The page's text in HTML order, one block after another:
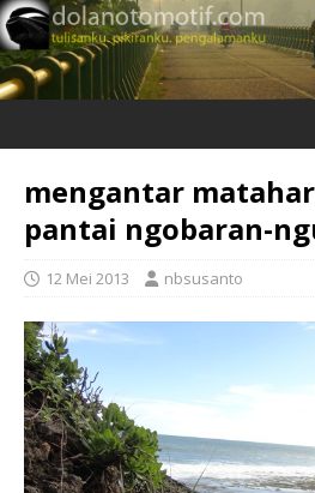
mengantar
pantai ngobaran-
12 Mei 2013 nbsusanto